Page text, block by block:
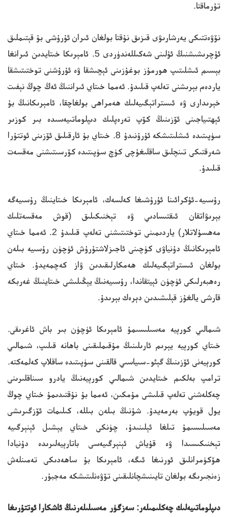
تۇرماقتا.
نۆۋەتتىكى يەرشارىۋى قىزىق نۇقتا بولغان ئىران ئۇرۇشى بۇ قېتىملىق
ئۇچرىشىشنىڭ ئۇلىنى شەكىللەندۈردى 5. ئامېرىكا خىتايدىن ئىرانغا
بېسىم ئىشلىتىپ ھورمۇز بوغۇزىنى ئېچىشقا ۋە ئۇرۇشنى توختىتىشقا
ياردەم بېرىشنى تەلەپ قىلىدۇ. ئەمما خىتاي ئىراننىڭ ئەڭ چوڭ نېفىت
خېرىدارى ۋە ئىستراتېگىيەلىك ھەمراھى بولغاچقا، ئامېرىكانىڭ بۇ
ئېھتىياجىنى ئۆزىنىڭ كۆپ تەرەپلىك دىپلوماتىيەسىدە بىر كوزىر
سۈپىتىدە ئىشلىتىشكە ئۇرۇنىدۇ 8. خىتاي بۇ ئارقىلىق ئۆزىنى ئوتتۇرا
شەرقتىكى تىنچلىق ساقلىغۇچى كۈچ سۈپىتىدە كۆرسىتىشنى مەقسەت
قىلىدۇ.
رۇسىيە-ئۇكرائىنا ئۇرۇشىغا كەلسەك، ئامېرىكا خىتاينىڭ رۇسىيەگە
بېرىۋاتقان ئىقتىسادىي ۋە تېخنىكىلىق (قوش مەقسەتلىك
مەھسۇلاتلار) ياردىمىنى توختىتىشنى تەلەپ قىلىدۇ 2. ئەمما خىتاي
ئامېرىكانىڭ دۇنياۋى كۈچىنى ئاجىزلاشتۇرۇش ئۈچۈن رۇسىيە بىلەن
بولغان ئىستراتېگىيەلىك ھەمكارلىقىدىن ۋاز كەچمەيدۇ. خىتاي
رەھبەرلىكى ئۈچۈن ئېيتقاندا، رۇسىيەنىڭ يېڭىلىشى خىتاينىڭ غەربكە
قارشى يالغۇز قېلىشىدىن دېرەك بېرىدۇ.
شىمالىي كورېيە مەسىلىسىمۇ ئامېرىكا ئۈچۈن بىر باش ئاغرىقى.
خىتاي كورېيە يېرىم ئارىلىنىڭ مۇقىملىقىنى باھانە قىلىپ، شىمالىي
كورېيەنى ئۆزىنىڭ گېئو-سىياسىي قالقىنى سۈپىتىدە ساقلاپ كەلمەكتە.
ترامپ بەلكىم خىتايدىن شىمالىي كورېيەنىڭ يادرو سىناقلىرىنى
چەكلەشنى تەلەپ قىلىشى مۇمكىن، ئەمما بۇ نۇقتىدىمۇ خىتاي چوڭ
يول قويۇپ بەرمەيدۇ. شۇنىڭ بىلەن بىللە، كىلىمات ئۆزگىرىشى
مەسىلىسىمۇ تىلغا ئېلىنىدۇ، چۈنكى خىتاي يېشىل ئېنېرگىيە
تېخنىكىسىدا ۋە قۇياش ئېنېرگىيەسى باتارېيەلىرىدە دۇنيادا
ھۆكۈمرانلىق ئورنىغا ئىگە، ئامېرىكا بۇ ساھەدىكى تەمىنلەش
زەنجىرىگە بولغان تايىنىشچانلىقىنى تۆۋەنلىتىشكە مەجبۇر.
دىپلوماتىيەلىك چەكلىمىلەر: سەزگۈر مەسىلىلەرنىڭ ئاشكارا ئوتتۇرىغا